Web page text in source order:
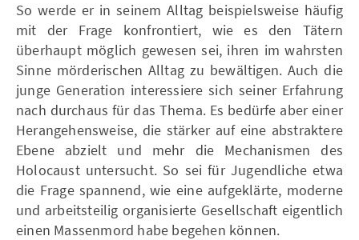
So werde er in seinem Alltag beispielsweise häufig
mit der Frage konfrontiert, wie es den Tätern
überhaupt möglich gewesen sei, ihren im wahrsten
Sinne mörderischen Alltag zu bewältigen. Auch die
junge Generation interessiere sich seiner Erfahrung
nach durchaus für das Thema. Es bedürfe aber einer
Herangehensweise, die stärker auf eine abstraktere
Ebene abzielt und mehr die Mechanismen des
Holocaust untersucht. So sei für Jugendliche etwa
die Frage spannend, wie eine aufgeklärte, moderne
und arbeitsteilig organisierte Gesellschaft eigentlich
einen Massenmord habe begehen können.